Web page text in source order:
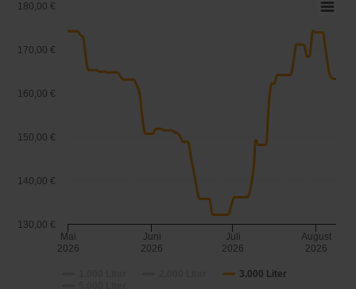
3.000 Liter
Mai
2026
Juni
2026
Juli
2026
August
2026
130,00 €
140,00 €
150,00 €
160,00 €
170,00 €
180,00 €